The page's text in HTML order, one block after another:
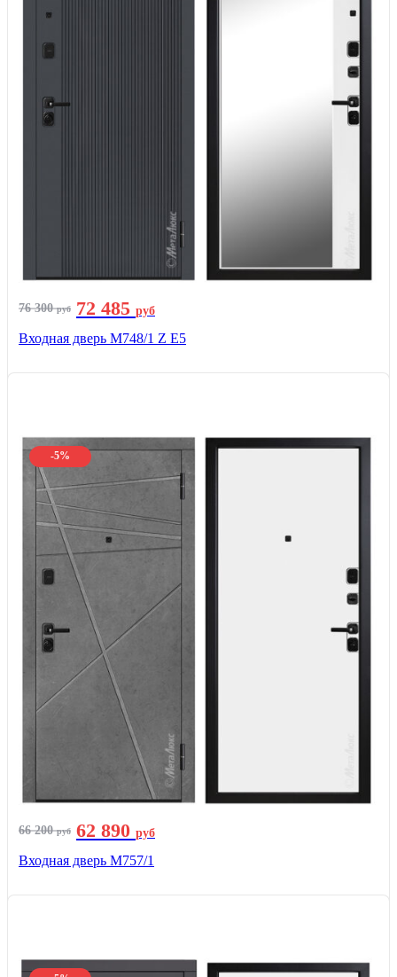
76 300руб 72 485 руб
Входная дверь М748/1 Z Е5
-5%
66 200руб 62 890 руб
Входная дверь М757/1